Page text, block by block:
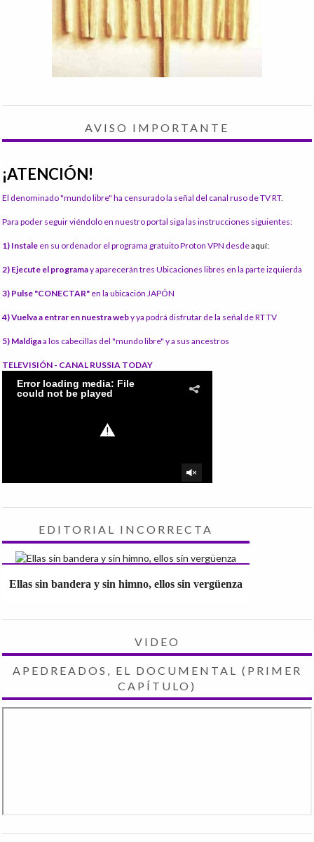
AVISO IMPORTANTE
¡ATENCIÓN!
El denominado "mundo libre" ha censurado la señal del canal ruso de TV RT.
Para poder seguir viéndolo en nuestro portal siga las instrucciones siguientes:
1) Instale en su ordenador el programa gratuito Proton VPN desdeaquí:
2) Ejecute el programay aparecerán tres Ubicaciones libres en la parte izquierda
3) Pulse "CONECTAR" en la ubicación JAPÓN
4) Vuelva a entrar en nuestra weby ya podrá disfrutar de la señal de RT TV
5) Maldigaa los cabecillas del "mundo libre" y a sus ancestros
TELEVISIÓN - CANAL RUSSIA TODAY
EDITORIAL INCORRECTA
Ellas sin bandera y sin himno, ellos sin vergüenza
VIDEO
APEDREADOS, EL DOCUMENTAL (PRIMER
CAPÍTULO)